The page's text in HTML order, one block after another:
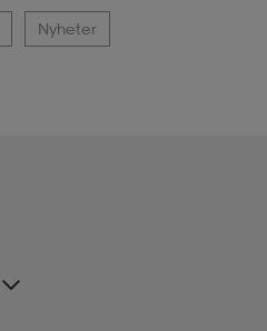
Nyheter